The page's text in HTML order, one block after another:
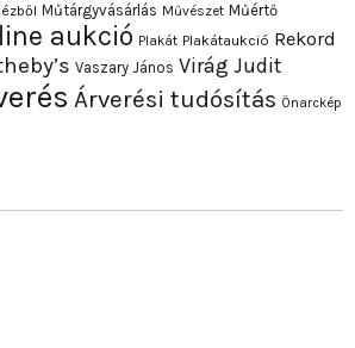
Műtárgyvásárlás Művészet Műértő
aukció Plakát Plakátaukció Rekord
Vaszary János Virág Judit
Árverési tudósítás Önarckép